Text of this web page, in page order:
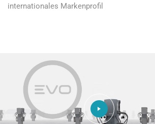
internationales Markenprofil